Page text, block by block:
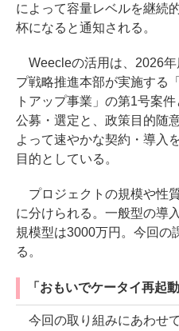
によって容量レベルを継続
杯になると通知される。
Weecleの活用は、2026年
プ戦略推進本部が実施する
トアップ事業」の第1号案
公募・選定と、政策目的随
よって速やかな契約・導入
目的としている。
プロジェクトの規模や性
に分けられる。一般型の導
規模型は3000万円。今回の
る。
「おもいでケータイ再起
今回の取り組みにあわせ